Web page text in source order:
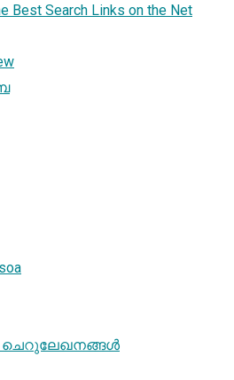
Best Search Links on the Net